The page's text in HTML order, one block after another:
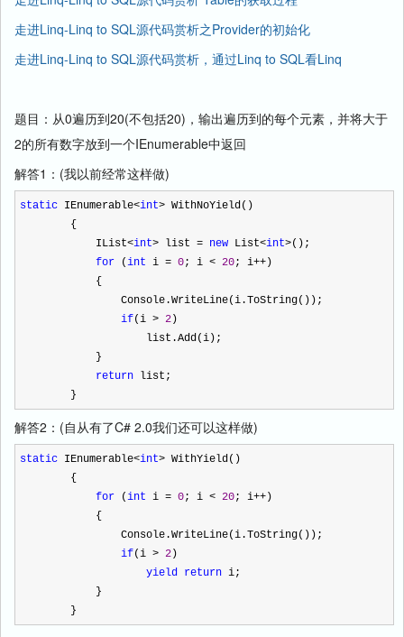
走进Linq-Linq to SQL源代码赏析之Provider的初始化
走进Linq-Linq to SQL源代码赏析，通过Linq to SQL看Linq
题目：从0遍历到20(不包括20)，输出遍历到的每个元素，并将大于
2的所有数字放到一个IEnumerable中返回
解答1：(我以前经常这样做)
static IEnumerable<int> WithNoYield()
{
IList<int> list = new List<int>();
for (int i = 0; i < 20; i++ )
{
Console.WriteLine(i.ToString());
if(i > 2 )
list.Add(i);
}
return list;
}
解答2：(自从有了C# 2.0我们还可以这样做)
static IEnumerable<int> WithYield()
{
for (int i = 0; i < 20; i++ )
{
Console.WriteLine(i.ToString());
if(i > 2 )
yield return i;
}
}